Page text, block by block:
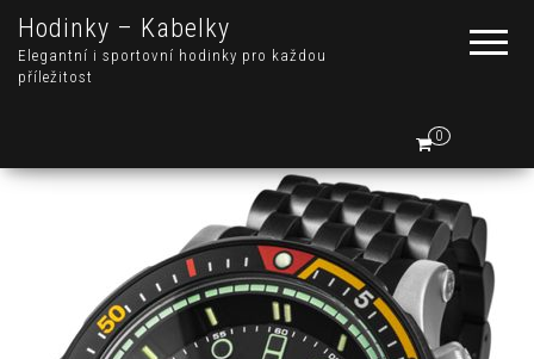
Hodinky – Kabelky
Elegantní i sportovní hodinky pro každou
příležitost
0